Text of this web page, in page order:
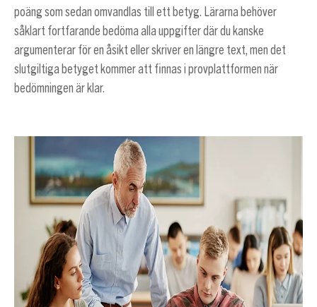
poäng som sedan omvandlas till ett betyg. Lärarna behöver
såklart fortfarande bedöma alla uppgifter där du kanske
argumenterar för en åsikt eller skriver en längre text, men det
slutgiltiga betyget kommer att finnas i provplattformen när
bedömningen är klar.